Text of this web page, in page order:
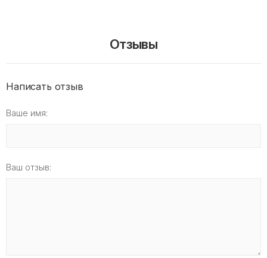
Отзывы
Написать отзыв
Ваше имя:
Ваш отзыв: